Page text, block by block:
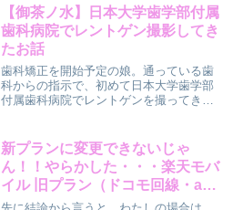
いかなと思います。ページエラー「この
ページは動作していま...
【御茶ノ水】日本大学歯学部付属
歯科病院でレントゲン撮影してき
たお話
歯科矯正を開始予定の娘。通っている歯
科からの指示で、初めて日本大学歯学部
付属歯科病院でレントゲンを撮ってきた
大学って検索しちゃうんです！私だ
け・・・？(笑)※全く別です...
新プランに変更できないじゃ
ん！！やらかした・・・楽天モバ
イル 旧プラン（ドコモ回線・au
回線）から楽天回線への変更ボタ